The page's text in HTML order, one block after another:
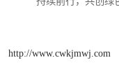
http://www.cwkjmwj.com